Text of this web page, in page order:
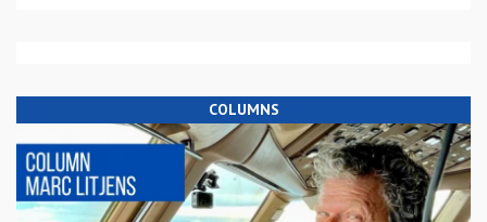
COLUMNS